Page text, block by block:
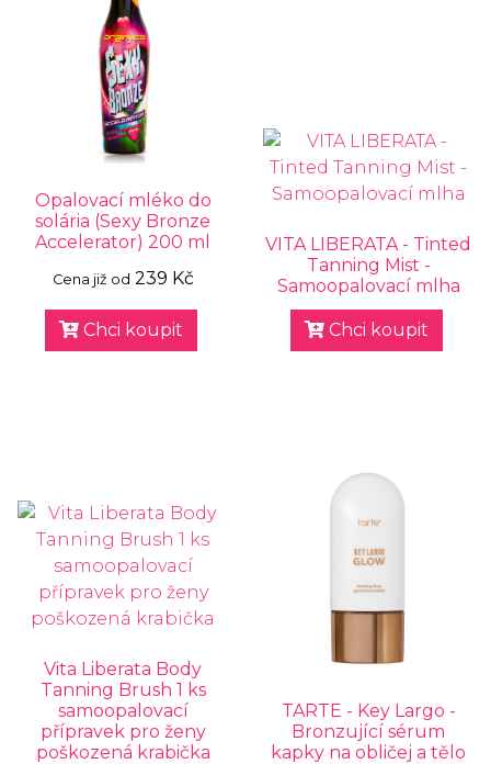
Opalovací mléko do
solária (Sexy Bronze
Accelerator) 200 ml
Cena již od 239 Kč
Chci koupit
VITA LIBERATA - Tinted
Tanning Mist -
Samoopalovací mlha
Chci koupit
Vita Liberata Body
Tanning Brush 1 ks
samoopalovací
přípravek pro ženy
poškozená krabička
TARTE - Key Largo -
Bronzující sérum
kapky na obličej a tělo